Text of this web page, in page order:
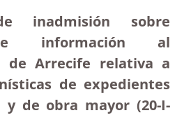
inadmisión sobre
información al
de Arrecife relativa a
de expedientes
y de obra mayor (20-I-